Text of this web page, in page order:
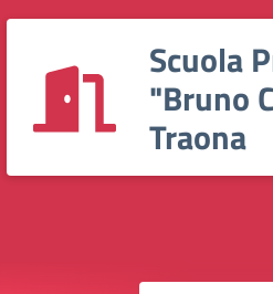
Scuola
"Bruno
Traona